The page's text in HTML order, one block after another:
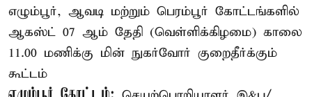
எழும்பூர், ஆவடி மற்றும் பெரம்பூர் கோட்டங்களில்
ஆகஸ்ட் 07 ஆம் தேதி (வெள்ளிக்கிழமை) காலை
11.00 மணிக்கு மின் நுகர்வோர் குறைதீர்க்கும்
கூட்டம்